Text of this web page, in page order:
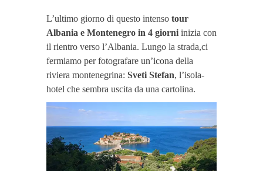
L’ultimo giorno di questo intenso tour
Albania e Montenegro in 4 giorni inizia con
il rientro verso l’Albania. Lungo la strada,ci
fermiamo per fotografare un’icona della
riviera montenegrina: Sveti Stefan, l’isola-
hotel che sembra uscita da una cartolina.